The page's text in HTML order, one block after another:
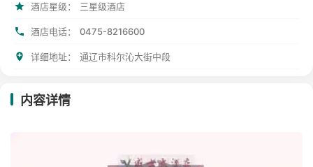
酒店星级： 三星级酒店
酒店电话： 0475-8216600
详细地址： 通辽市科尔沁大街中段
内容详情